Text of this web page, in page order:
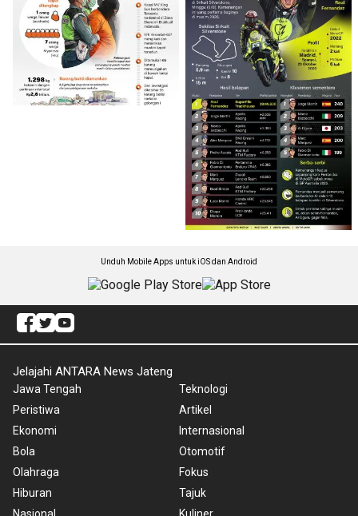
Unduh Mobile Apps untuk iOS dan Android
Jelajahi ANTARA News Jateng
Jawa Tengah
Peristiwa
Ekonomi
Bola
Olahraga
Hiburan
Teknologi
Artikel
Internasional
Otomotif
Fokus
Tajuk